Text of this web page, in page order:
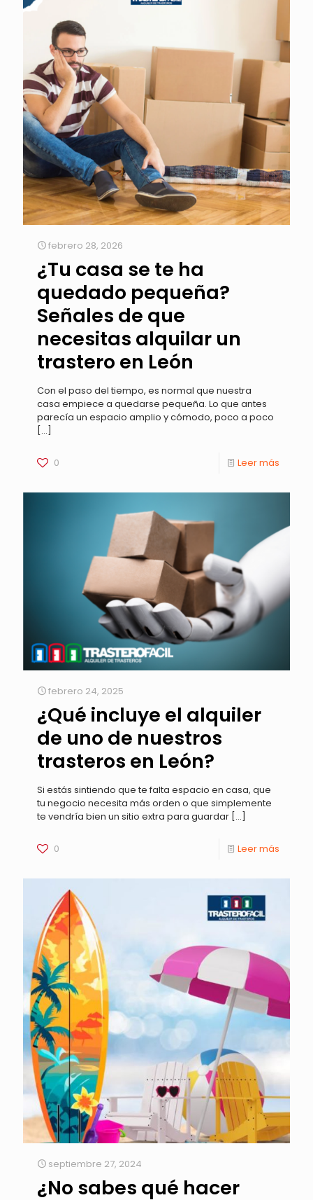
febrero 28, 2026
¿Tu casa se te ha
quedado pequeña?
Señales de que
necesitas alquilar un
trastero en León
Con el paso del tiempo, es normal que nuestra
casa empiece a quedarse pequeña. Lo que antes
parecía un espacio amplio y cómodo, poco a poco
[…]
0 Leer más
febrero 24, 2025
¿Qué incluye el alquiler
de uno de nuestros
trasteros en León?
Si estás sintiendo que te falta espacio en casa, que
tu negocio necesita más orden o que simplemente
te vendría bien un sitio extra para guardar […]
0 Leer más
septiembre 27, 2024
¿No sabes qué hacer